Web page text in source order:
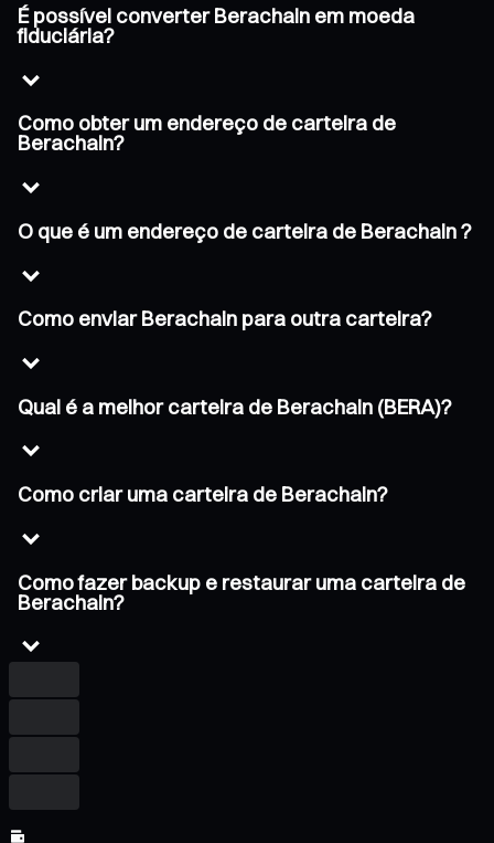
É possível converter Berachain em moeda
fiduciária?
Como obter um endereço de carteira de
Berachain?
O que é um endereço de carteira de Berachain ?
Como enviar Berachain para outra carteira?
Qual é a melhor carteira de Berachain (BERA)?
Como criar uma carteira de Berachain?
Como fazer backup e restaurar uma carteira de
Berachain?